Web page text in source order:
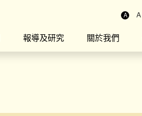
A A
報導及研究 關於我們